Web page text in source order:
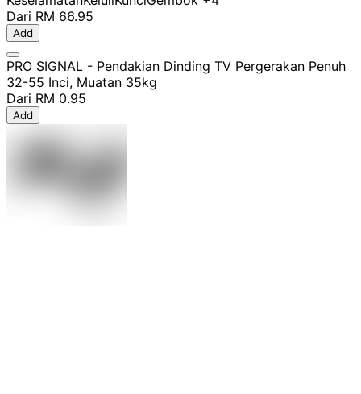
Dari RM 66.95
Add
PRO SIGNAL - Pendakian Dinding TV Pergerakan Penuh
32-55 Inci, Muatan 35kg
Dari RM 0.95
Add